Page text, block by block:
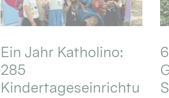
Ein Jahr Katholino:
285
Kindertageseinrichtu